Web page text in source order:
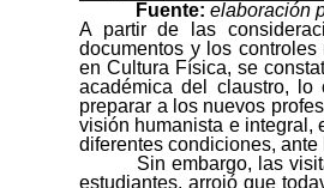
Fuente: elaboración
A partir de las
documentos y los
en Cultura Física, se
académica del claustro,
preparar a los nuevos
visión humanista e integral,
diferentes condiciones,
Sin embargo, las
estudiantes, arrojó que